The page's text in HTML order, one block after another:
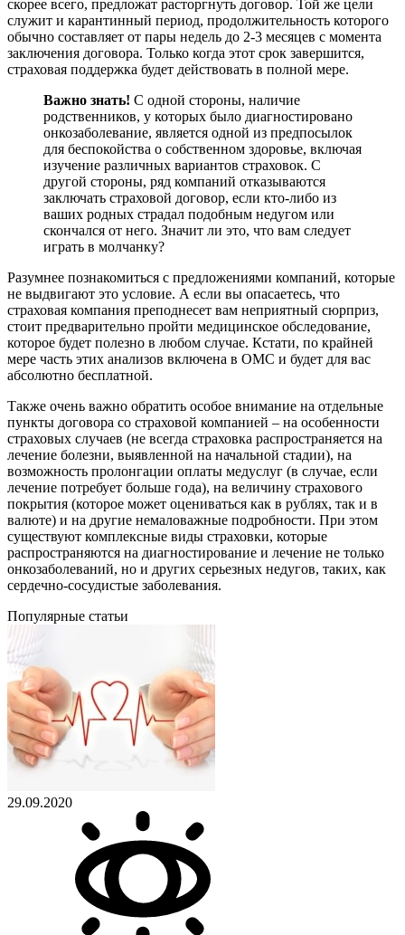
скорее всего, предложат расторгнуть договор. Той же цели
служит и карантинный период, продолжительность которого
обычно составляет от пары недель до 2-3 месяцев с момента
заключения договора. Только когда этот срок завершится,
страховая поддержка будет действовать в полной мере.
Важно знать! С одной стороны, наличие
родственников, у которых было диагностировано
онкозаболевание, является одной из предпосылок
для беспокойства о собственном здоровье, включая
изучение различных вариантов страховок. С
другой стороны, ряд компаний отказываются
заключать страховой договор, если кто-либо из
ваших родных страдал подобным недугом или
скончался от него. Значит ли это, что вам следует
играть в молчанку?
Разумнее познакомиться с предложениями компаний, которые
не выдвигают это условие. А если вы опасаетесь, что
страховая компания преподнесет вам неприятный сюрприз,
стоит предварительно пройти медицинское обследование,
которое будет полезно в любом случае. Кстати, по крайней
мере часть этих анализов включена в ОМС и будет для вас
абсолютно бесплатной.
Также очень важно обратить особое внимание на отдельные
пункты договора со страховой компанией – на особенности
страховых случаев (не всегда страховка распространяется на
лечение болезни, выявленной на начальной стадии), на
возможность пролонгации оплаты медуслуг (в случае, если
лечение потребует больше года), на величину страхового
покрытия (которое может оцениваться как в рублях, так и в
валюте) и на другие немаловажные подробности. При этом
существуют комплексные виды страховки, которые
распространяются на диагностирование и лечение не только
онкозаболеваний, но и других серьезных недугов, таких, как
сердечно-сосудистые заболевания.
Популярные статьи
29.09.2020